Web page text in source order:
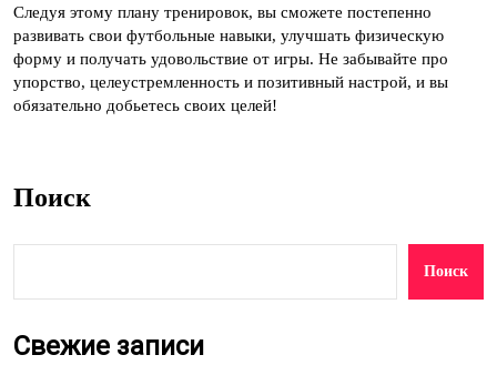
Следуя этому плану тренировок, вы сможете постепенно
развивать свои футбольные навыки, улучшать физическую
форму и получать удовольствие от игры. Не забывайте про
упорство, целеустремленность и позитивный настрой, и вы
обязательно добьетесь своих целей!
Поиск
Поиск
Свежие записи